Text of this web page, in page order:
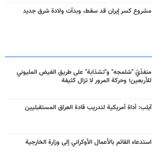
مشروع كسر إيران قد سقط، وبدأت ولادة شرق جديد
منفذَيّ "شلمجه" و"تشذابة" على طريق الفيض المليوني
للأربعين؛ وحركة المرور لا تزال كثيفة
آيلب: أداة أمريكية لتدريب قادة العراق المستقبليين
استدعاء القائم بالأعمال الأوكراني إلى وزارة الخارجية